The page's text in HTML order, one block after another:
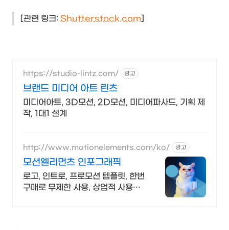
[관련 링크: Shutterstock.com]
https://studio-lintz.com/ 광고
브랜드 미디어 아트 린츠
미디어아트, 3D모션, 2D모션, 미디어파사드, 기획 제
작, 1대1 설계
http://www.motionelements.com/ko/ 광고
모션엘리먼츠 인포그래픽
로고, 인트로, 프로모션 템플릿, 한번
구매로 무제한 사용, 상업적 사용